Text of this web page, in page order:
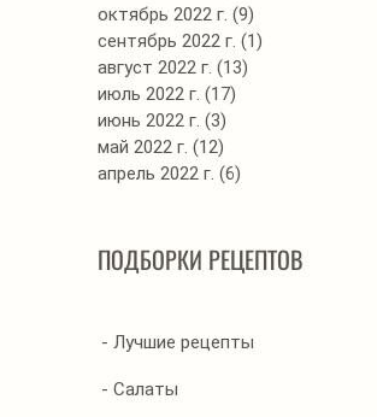
октябрь 2022 г. (9)
сентябрь 2022 г. (1)
август 2022 г. (13)
июль 2022 г. (17)
июнь 2022 г. (3)
май 2022 г. (12)
апрель 2022 г. (6)
ПОДБОРКИ РЕЦЕПТОВ
- Лучшие рецепты
- Салаты